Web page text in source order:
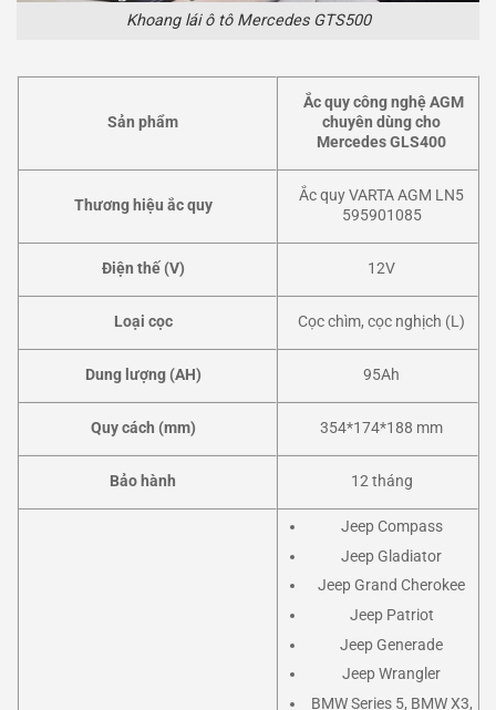
Khoang lái ô tô Mercedes GTS500
Sản phẩm
Ắc quy công nghệ AGM
chuyên dùng cho
Mercedes GLS400
Thương hiệu ắc quy
Ắc quy VARTA AGM LN5
595901085
Điện thế (V) 12V
Loại cọc Cọc chìm, cọc nghịch (L)
Dung lượng (AH) 95Ah
Quy cách (mm) 354*174*188 mm
Bảo hành 12 tháng
Jeep Compass
Jeep Gladiator
Jeep Grand Cherokee
Jeep Patriot
Jeep Generade
Jeep Wrangler
BMW Series 5, BMW X3,